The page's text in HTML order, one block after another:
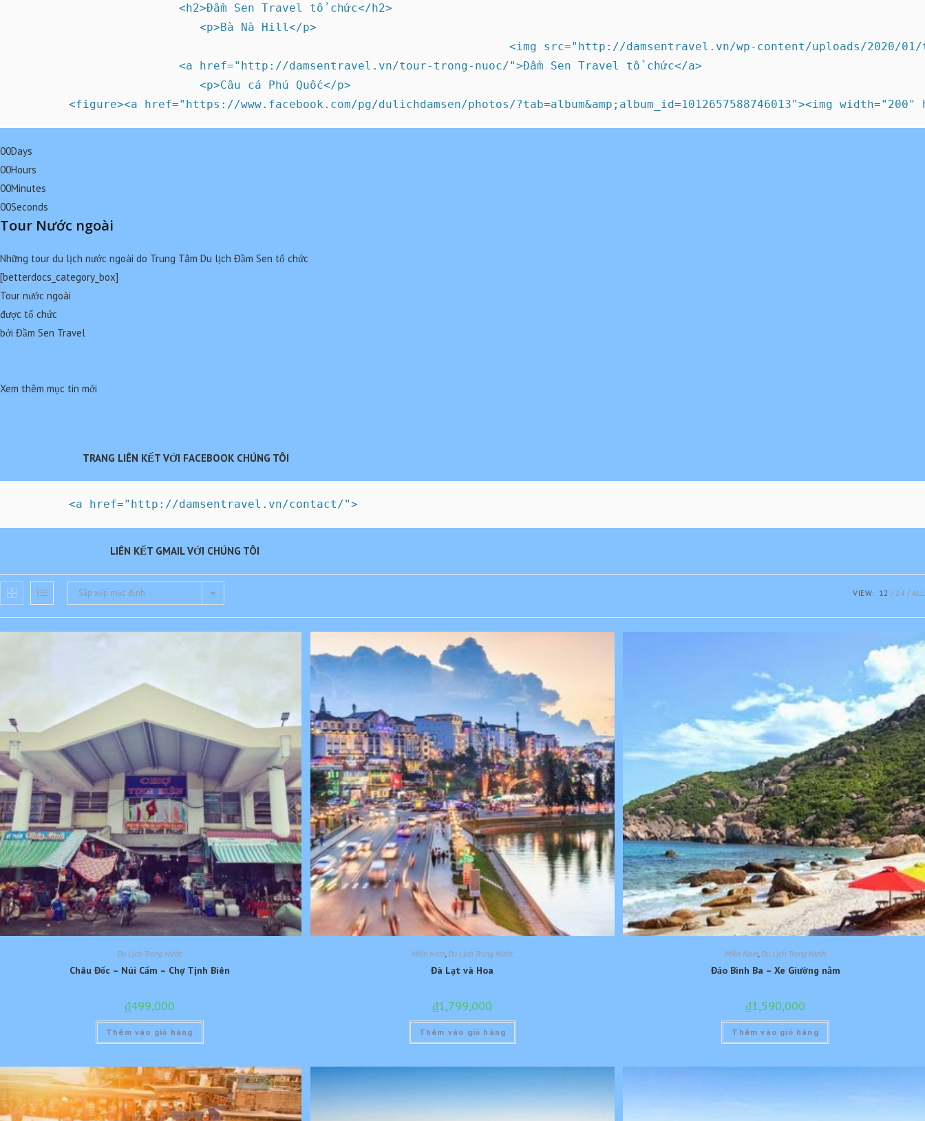
                        <h2>Đầm Sen Travel tổ chức</h2>
                           <p>Bà Nà Hill</p>
<img src="http://damsentravel.vn/wp-content/uploads/2020/
                        <a href="http://damsentravel.vn/tour-trong-nuoc/">Đầm Sen Travel tổ chức</a>
                           <p>Câu cá Phú Quốc</p>
00Days
00Hours
00Minutes
00Seconds
Tour Nước ngoài
Những tour du lịch nước ngoài do Trung Tâm Du lịch Đầm Sen tổ chức
[betterdocs_category_box]
Tour nước ngoài
được tổ chức
bởi Đầm Sen Travel
Xem thêm mục tin mới
TRANG LIÊN KẾT VỚI FACEBOOK CHÚNG TÔI
LIÊN KẾT GMAIL VỚI CHÚNG TÔI
Sắp xếp mặc định VIEW: 12 24 ALL
Du Lịch Trong Nước
Châu Đốc – Núi Cấm – Chợ Tịnh Biên
₫499,000
Thêm vào giỏ hàng
Miền Nam,Du Lịch Trong Nước
Đà Lạt và Hoa
₫1,799,000
Thêm vào giỏ hàng
Miền Nam,Du Lịch Trong Nước
Đảo Bình Ba – Xe Giường nằm
₫1,590,000
Thêm vào giỏ hàng